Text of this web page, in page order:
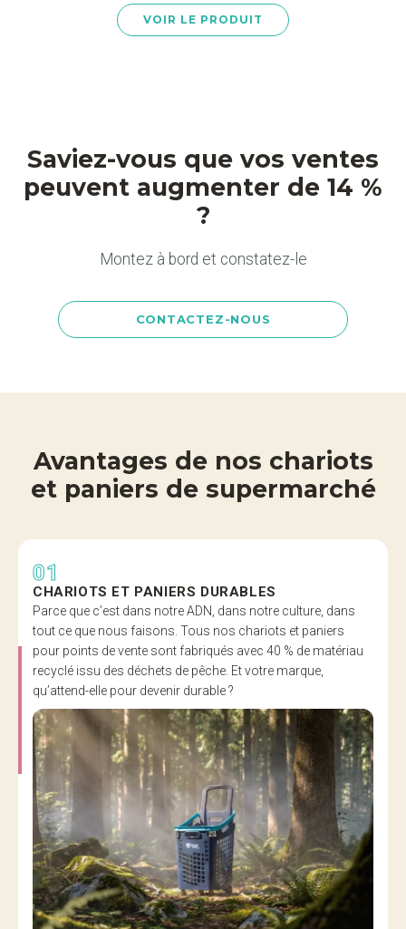
VOIR LE PRODUIT
Saviez-vous que vos ventes
peuvent augmenter de 14 %
?
Montez à bord et constatez-le
CONTACTEZ-NOUS
Avantages de nos chariots
et paniers de supermarché
01
CHARIOTS ET PANIERS DURABLES
Parce que c’est dans notre ADN, dans notre culture, dans
tout ce que nous faisons. Tous nos chariots et paniers
pour points de vente sont fabriqués avec 40 % de matériau
recyclé issu des déchets de pêche. Et votre marque,
qu’attend-elle pour devenir durable ?